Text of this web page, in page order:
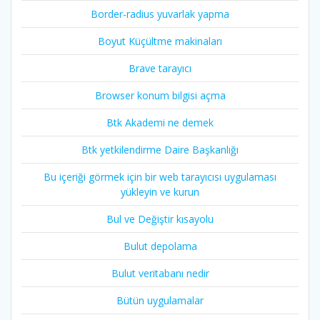
Border-radius yuvarlak yapma
Boyut Küçültme makinaları
Brave tarayıcı
Browser konum bilgisi açma
Btk Akademi ne demek
Btk yetkilendirme Daire Başkanlığı
Bu içeriği görmek için bir web tarayıcısı uygulaması
yükleyin ve kurun
Bul ve Değiştir kısayolu
Bulut depolama
Bulut veritabanı nedir
Bütün uygulamalar